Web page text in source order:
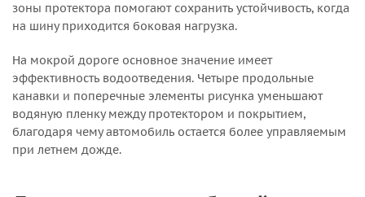
зоны протектора помогают сохранить устойчивость, когда
на шину приходится боковая нагрузка.
На мокрой дороге основное значение имеет
эффективность водоотведения. Четыре продольные
канавки и поперечные элементы рисунка уменьшают
водяную пленку между протектором и покрытием,
благодаря чему автомобиль остается более управляемым
при летнем дожде.